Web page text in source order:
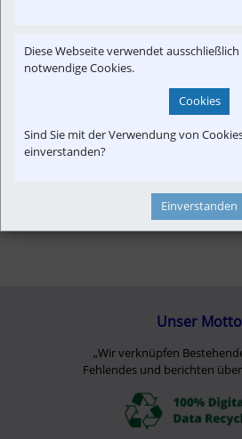
Ticket&Tarif
Time-
Unser Motto
„Wir verknüpfen
Fehlendes und berichten
Diese Webseite verwendet
notwendige Cookies.
Cookies
Sind Sie mit der Verwendung von
einverstanden?
Einverstanden